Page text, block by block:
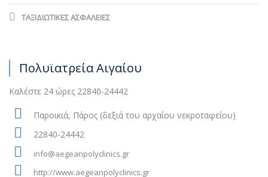
ΤΑΞΙΔΙΩΤΙΚΕΣ ΑΣΦΑΛΕΙΕΣ
Πολυϊατρεία Αιγαίου
Καλέστε 24 ώρες 22840-24442
Παροικιά, Πάρος (δεξιά του αρχαίου νεκροταφείου)
22840-24442
info@aegeanpolyclinics.gr
http://www.aegeanpolyclinics.gr